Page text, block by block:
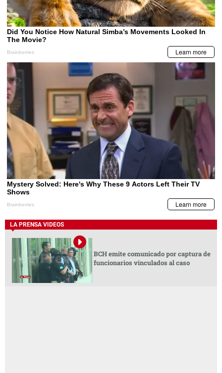
LA PRENSA VIDEOS
BCH emite comunicado por captura de
funcionarios vinculados al caso